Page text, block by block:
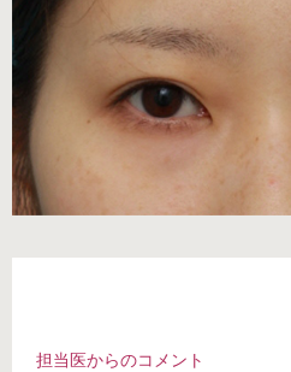
担当医からのコメント